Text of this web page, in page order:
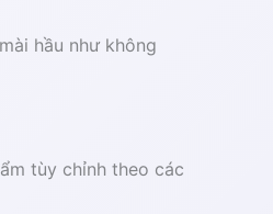
hầu như không
tùy chỉnh theo các